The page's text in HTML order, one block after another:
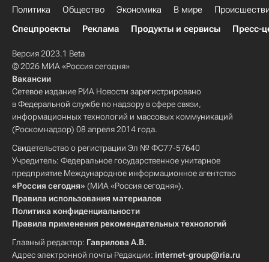
Политика Общество Экономика В мире
Спецпроекты
Реклама Продукты и сервисы Пресс-
Версия 2023.1 Beta
© 2026 МИА «Россия сегодня»
Вакансии
Сетевое издание РИА Новости зарегистрировано
в Федеральной службе по надзору в сфере связи,
информационных технологий и массовых коммуникаций
(Роскомнадзор) 08 апреля 2014 года.
Свидетельство о регистрации Эл № ФС77-57640
Учредитель: Федеральное государственное унитарное
предприятие Международное информационное агентство
«Россия сегодня» (МИА «Россия сегодня»).
Правила использования материалов
Политика конфиденциальности
Правила применения рекомендательных технологий
Главный редактор: Гаврилова А.В.
Адрес электронной почты Редакции: internet-group@ria.ru